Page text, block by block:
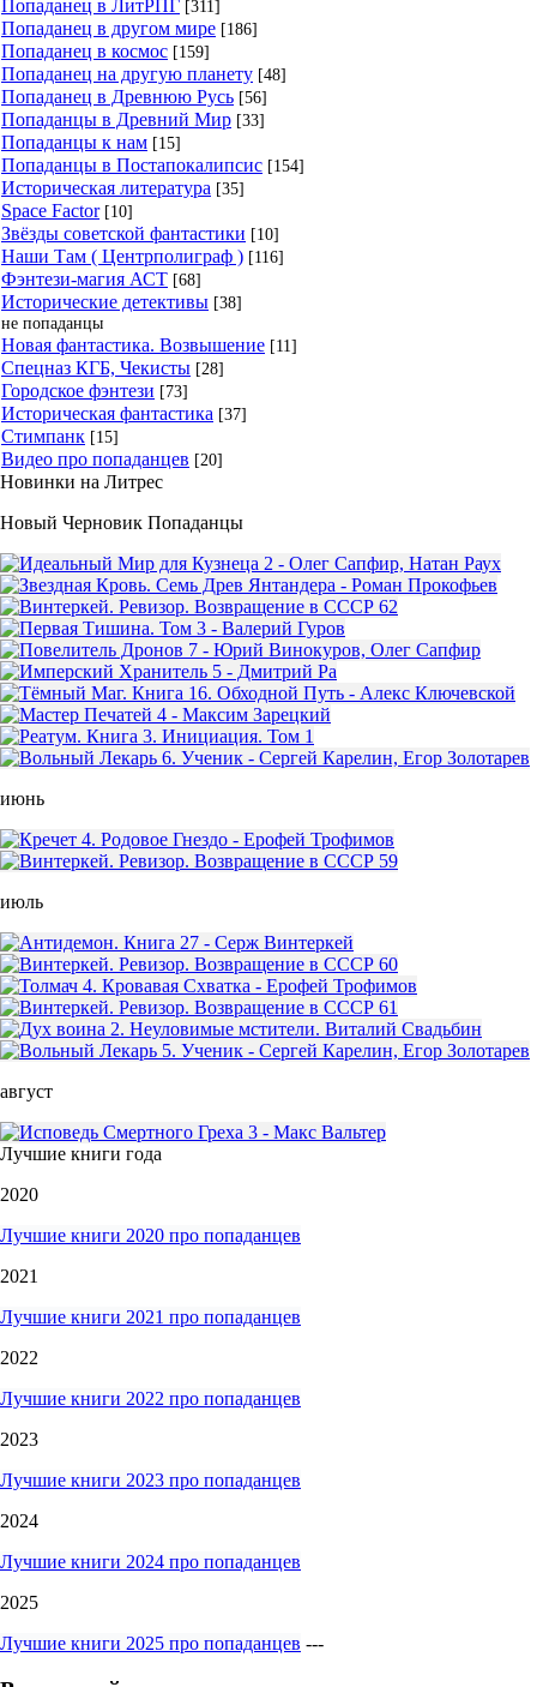
Попаданец в ЛитРПГ [311]
Попаданец в другом мире [186]
Попаданец в космос [159]
Попаданец на другую планету [48]
Попаданец в Древнюю Русь [56]
Попаданцы в Древний Мир [33]
Попаданцы к нам [15]
Попаданцы в Постапокалипсис [154]
Историческая литература [35]
Space Factor [10]
Звёзды советской фантастики [10]
Наши Там ( Центрполиграф ) [116]
Фэнтези-магия АСТ [68]
Исторические детективы [38]
не попаданцы
Новая фантастика. Возвышение [11]
Спецназ КГБ, Чекисты [28]
Городское фэнтези [73]
Историческая фантастика [37]
Стимпанк [15]
Видео про попаданцев [20]
Новинки на Литрес
Новый Черновик Попаданцы
июнь
июль
август
Лучшие книги года
2020
Лучшие книги 2020 про попаданцев
2021
Лучшие книги 2021 про попаданцев
2022
Лучшие книги 2022 про попаданцев
2023
Лучшие книги 2023 про попаданцев
2024
Лучшие книги 2024 про попаданцев
2025
Лучшие книги 2025 про попаданцев ---